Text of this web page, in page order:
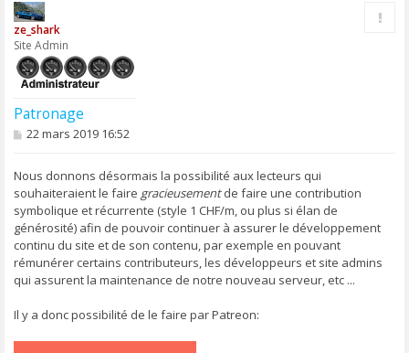
ze_shark
Site Admin
Patronage
M
s
a
g
e
22 mars 2019 16:52
Nous donnons désormais la possibilité aux lecteurs qui
souhaiteraient le faire gracieusementde faire une contribution
symbolique et récurrente (style 1 CHF/m, ou plus si élan de
générosité) afin de pouvoir continuer à assurer le développement
continu du site et de son contenu, par exemple en pouvant
rémunérer certains contributeurs, les développeurs et site admins
qui assurent la maintenance de notre nouveau serveur, etc ...
Il y a donc possibilité de le faire par Patreon: